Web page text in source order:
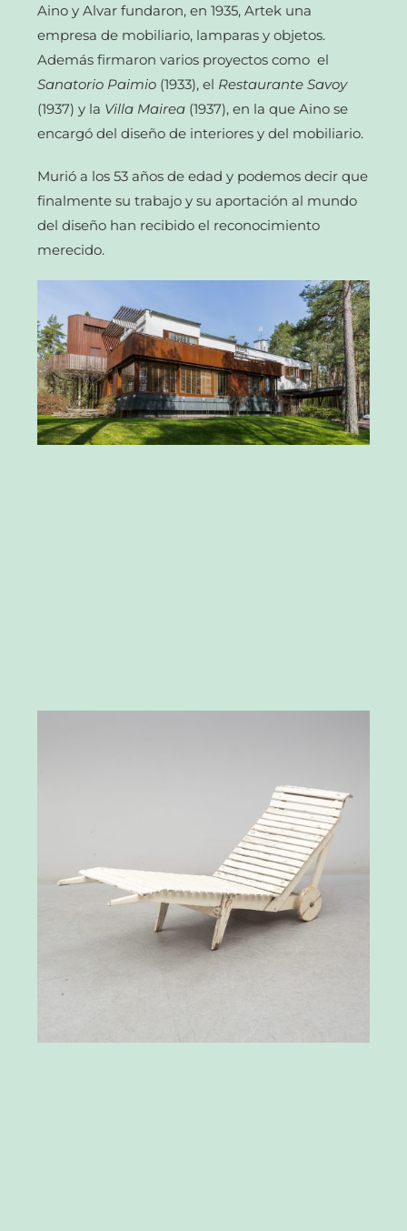
Aino y Alvar fundaron, en 1935, Artek una
empresa de mobiliario, lamparas y objetos.
Además firmaron varios proyectos como el
Sanatorio Paimio (1933), el Restaurante Savoy
(1937) y la Villa Mairea (1937), en la que Aino se
encargó del diseño de interiores y del mobiliario.
Murió a los 53 años de edad y podemos decir que
finalmente su trabajo y su aportación al mundo
del diseño han recibido el reconocimiento
merecido.